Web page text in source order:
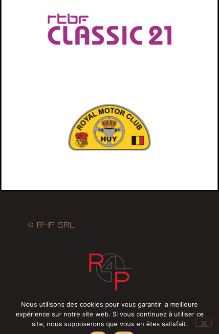
© R4P SRL
Nous utilisons des cookies pour vous garantir la meilleure
expérience sur notre site web. Si vous continuez à utiliser ce
site, nous supposerons que vous en êtes satisfait.